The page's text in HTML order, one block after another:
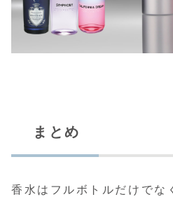
まとめ
香水はフルボトルだけでな